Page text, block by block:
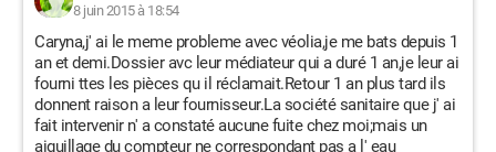
8 juin 2015 à 18:54
Caryna,j' ai le meme probleme avec véolia,je me bats depuis 1
an et demi.Dossier avc leur médiateur qui a duré 1 an,je leur ai
fourni ttes les pièces qu il réclamait.Retour 1 an plus tard ils
donnent raison a leur fournisseur.La société sanitaire que j' ai
fait intervenir n' a constaté aucune fuite chez moi;mais un
aiguillage du compteur ne correspondant pas a l' eau